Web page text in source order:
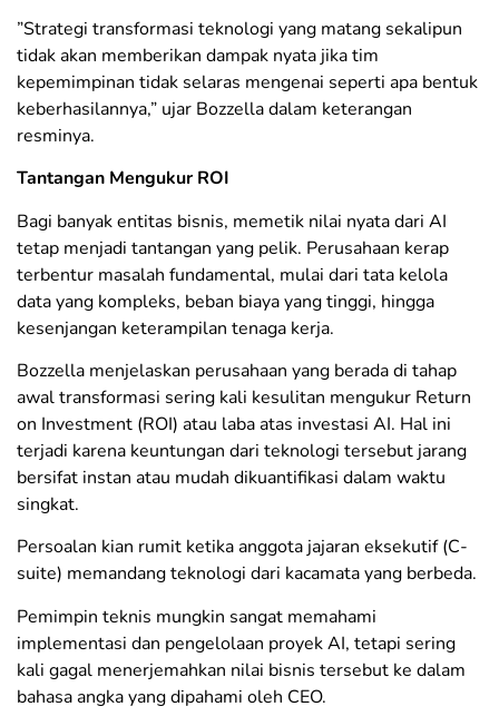
​”Strategi transformasi teknologi yang matang sekalipun
tidak akan memberikan dampak nyata jika tim
kepemimpinan tidak selaras mengenai seperti apa bentuk
keberhasilannya,” ujar Bozzella dalam keterangan
resminya.
​Tantangan Mengukur ROI
​Bagi banyak entitas bisnis, memetik nilai nyata dari AI
tetap menjadi tantangan yang pelik. Perusahaan kerap
terbentur masalah fundamental, mulai dari tata kelola
data yang kompleks, beban biaya yang tinggi, hingga
kesenjangan keterampilan tenaga kerja.
​Bozzella menjelaskan perusahaan yang berada di tahap
awal transformasi sering kali kesulitan mengukur Return
on Investment (ROI) atau laba atas investasi AI. Hal ini
terjadi karena keuntungan dari teknologi tersebut jarang
bersifat instan atau mudah dikuantifikasi dalam waktu
singkat.
​Persoalan kian rumit ketika anggota jajaran eksekutif (C-
suite) memandang teknologi dari kacamata yang berbeda.
Pemimpin teknis mungkin sangat memahami
implementasi dan pengelolaan proyek AI, tetapi sering
kali gagal menerjemahkan nilai bisnis tersebut ke dalam
bahasa angka yang dipahami oleh CEO.